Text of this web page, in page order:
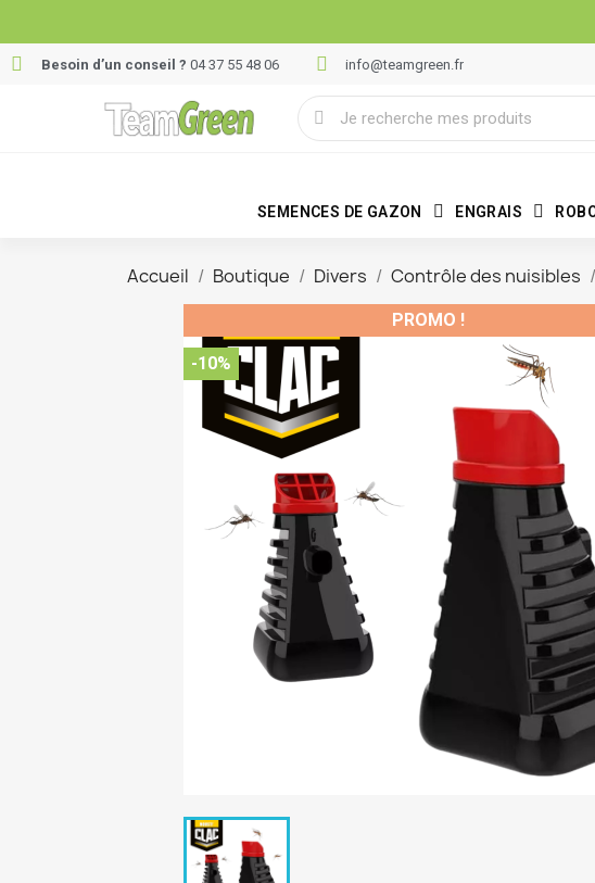
Besoin d’un conseil ? 04 37 55 48 06 info@teamgreen.fr
SEMENCES DE GAZON ENGRAIS
Accueil Boutique Divers Contrôle des nuisibles
PROMO !
-10%